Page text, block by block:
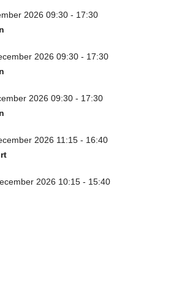
2026 09:30 - 17:30
2026 09:30 - 17:30
2026 09:30 - 17:30
2026 11:15 - 16:40
2026 10:15 - 15:40